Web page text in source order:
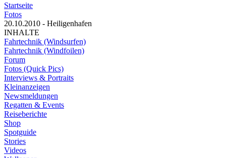
Startseite
Fotos
20.10.2010 - Heiligenhafen
INHALTE
Fahrtechnik (Windsurfen)
Fahrtechnik (Windfoilen)
Forum
Fotos (Quick Pics)
Interviews & Portraits
Kleinanzeigen
Newsmeldungen
Regatten & Events
Reiseberichte
Shop
Spotguide
Stories
Videos